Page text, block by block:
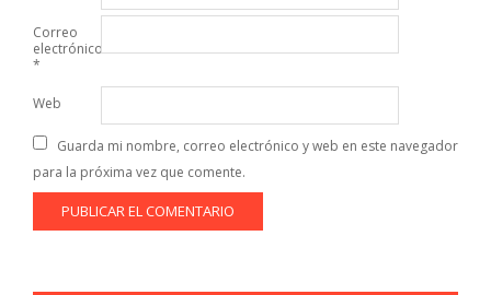
Correo
electrónico
*
Web
Guarda mi nombre, correo electrónico y web en este navegador
para la próxima vez que comente.